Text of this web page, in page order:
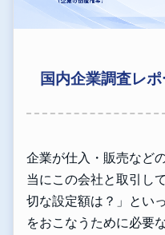
国内企業調査レポ
企業が仕入・販売など
当にこの会社と取引し
切な設定額は？」とい
をおこなうために必要